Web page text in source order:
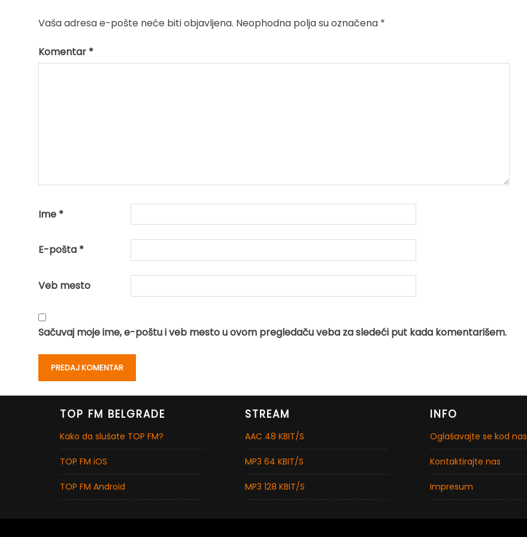
Vaša adresa e-pošte neće biti objavljena. Neophodna polja su označena *
Komentar *
Ime *
E-pošta *
Veb mesto
Sačuvaj moje ime, e-poštu i veb mesto u ovom pregledaču veba za sledeći put kada komentarišem.
TOP FM BELGRADE
Kako da slušate TOP FM?
TOP FM iOS
TOP FM Android
STREAM
AAC 48 KBIT/S
MP3 64 KBIT/S
MP3 128 KBIT/S
INFO
Oglašavajte se kod nas
Kontaktirajte nas
Impresum